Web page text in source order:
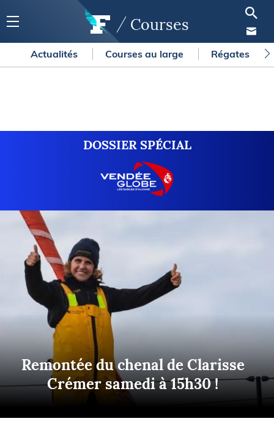
Courses
Actualités Courses au large Régates
DOSSIER SPÉCIAL
Remontée du chenal de Clarisse
Crémer samedi à 15h30 !